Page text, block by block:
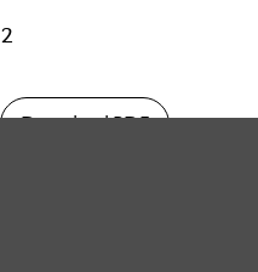
2
Download PDF